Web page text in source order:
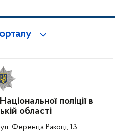
поліції в
області
Ференца Ракоці, 13